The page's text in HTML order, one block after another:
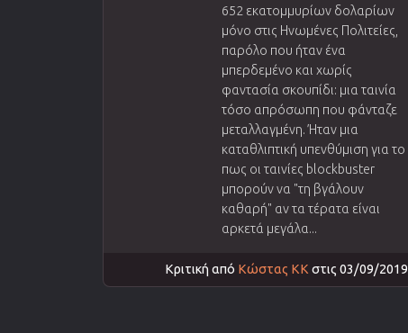
652 εκατομμυρίων δολαρίων
μόνο στις Ηνωμένες Πολιτείες,
παρόλο που ήταν ένα
μπερδεμένο και χωρίς
φαντασία σκουπίδι: μια ταινία
τόσο απρόσωπη που φάνταζε
μεταλλαγμένη. Ήταν μια
καταθλιπτική υπενθύμιση για το
πως οι ταινίες blockbuster
μπορούν να "τη βγάλουν
καθαρή" αν τα τέρατα είναι
αρκετά μεγάλα...
Κριτική από Κώστας ΚΚστις 03/09/2019